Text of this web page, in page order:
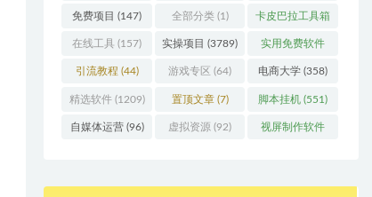
免费项目 (147) 全部分类(1) 卡皮巴拉工具箱
(3)
在线工具 (157) 实操项目 (3789) 实用免费软件
(415)
引流教程 (44) 游戏专区 (64) 电商大学 (358)
精选软件(1209) 置顶文章(7) 脚本挂机 (551)
自媒体运营(96) 虚拟资源 (92) 视屏制作软件